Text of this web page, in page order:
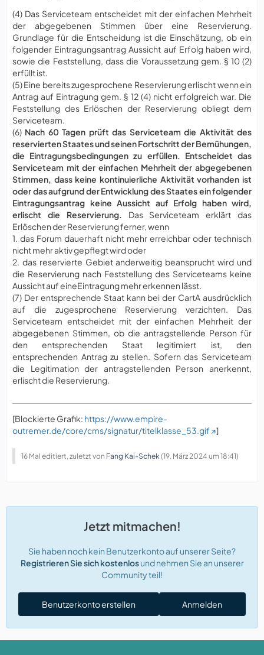
(4) Das Serviceteam entscheidet mit der einfachen Mehrheit
der abgegebenen Stimmen über eine Reservierung.
Grundlage für die Entscheidung ist die Einschätzung, ob ein
folgender Eintragungsantrag Aussicht auf Erfolg haben wird,
sowie die Feststellung, dass die Voraussetzung gem. § 10 (2)
erfüllt ist.
(5) Eine bereits zugesprochene Reservierung erlischt wenn ein
Antrag auf Eintragung gem. § 12 (4) nicht erfolgreich war. Die
Feststellung des Erlöschen der Reservierung obliegt dem
Serviceteam.
(6) Nach 60 Tagen prüft das Serviceteam die Aktivität des
reservierten Staates und seinen Fortschritt der Bemühungen,
die Eintragungsbedingungen zu erfüllen. Entscheidet das
Serviceteam mit der einfachen Mehrheit der abgegebenen
Stimmen, dass keine kontinuierliche Aktivität vorhanden ist
oder das aufgrund der Entwicklung des Staates ein folgender
Eintragungsantrag keine Aussicht auf Erfolg haben wird,
erlischt die Reservierung. Das Serviceteam erklärt das
Erlöschen der Reservierung ferner, wenn
1. das Forum dauerhaft nicht mehr erreichbar oder technisch
nicht mehr aktiv gepflegt wird oder
2. das reservierte Gebiet anderweitig beansprucht wird und
die Reservierung nach Feststellung des Serviceteams keine
Aussicht auf eineEintragung mehr erkennen lässt.
(7) Der entsprechende Staat kann bei der CartA ausdrücklich
auf die zugesprochene Reservierung verzichten. Das
Serviceteam entscheidet mit der einfachen Mehrheit der
abgegebenen Stimmen, ob die antragstellende Person für
den entsprechenden Staat legitimiert ist, den
entsprechenden Antrag zu stellen. Sofern das Serviceteam
die Legitimation der antragstellenden Person anerkennt,
erlischt die Reservierung.
[Blockierte Grafik: https://www.empire-
outremer.de/core/cms/signatur/titelklasse_53.gif
]
16 Mal editiert, zuletzt von Fang Kai-Schek(19. März 2024 um 18:41)
Jetzt mitmachen!
Sie haben noch kein Benutzerkonto auf unserer Seite?
Registrieren Sie sich kostenlosund nehmen Sie an unserer
Community teil!
Benutzerkonto erstellen Anmelden